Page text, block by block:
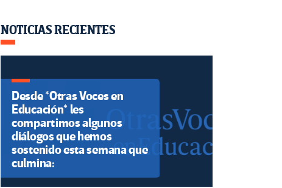
NOTICIAS RECIENTES
Desde *Otras Voces en
Educación* les
compartimos algunos
diálogos que hemos
sostenido esta semana que
culmina: